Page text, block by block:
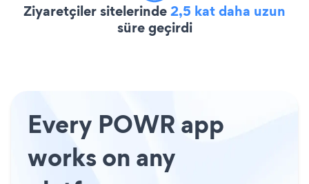
Ziyaretçiler sitelerinde2,5 kat daha uzun
süre geçirdi
Every POWR app
works on any